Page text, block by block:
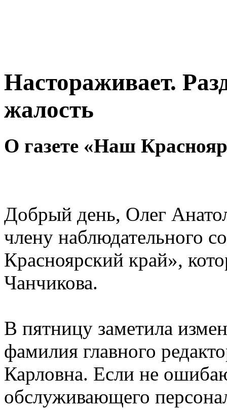
Настораживает.
жалость
О газете «Наш
Добрый день, Олег
члену наблюдательного
Красноярский край»,
Чанчикова.
В пятницу заметила
фамилия главного
Карловна. Если не
обслуживающего